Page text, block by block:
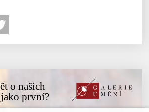
o našich
první?